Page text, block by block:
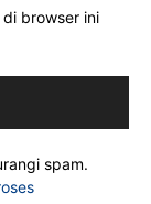
browser ini
spam.